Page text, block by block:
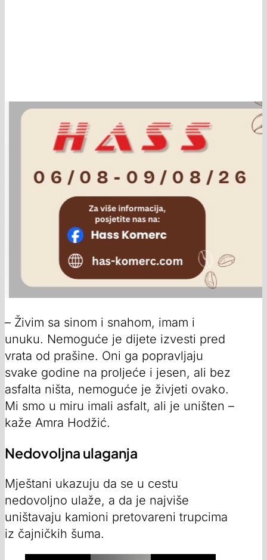
– Živim sa sinom i snahom, imam i
unuku. Nemoguće je dijete izvesti pred
vrata od prašine. Oni ga popravljaju
svake godine na proljeće i jesen, ali bez
asfalta ništa, nemoguće je živjeti ovako.
Mi smo u miru imali asfalt, ali je uništen –
kaže Amra Hodžić.
Nedovoljna ulaganja
Mještani ukazuju da se u cestu
nedovoljno ulaže, a da je najviše
uništavaju kamioni pretovareni trupcima
iz čajničkih šuma.